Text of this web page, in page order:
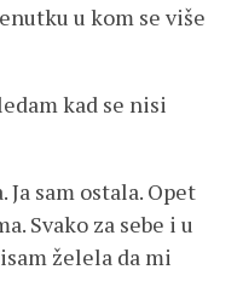
u kom se više
kad se nisi
sam ostala. Opet
Svako za sebe i u
želela da mi